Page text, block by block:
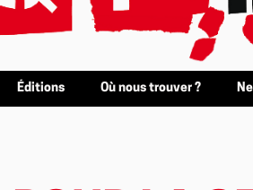
Éditions Où nous trouver ?